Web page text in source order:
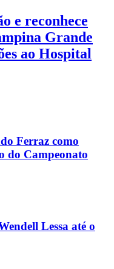
e reconhece
Grande
ao Hospital
Ferraz como
do Campeonato
Lessa até o